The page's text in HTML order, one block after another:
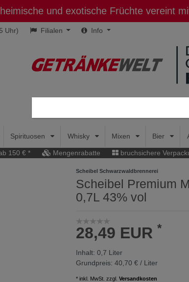
und exotische Früchte vereint
Uhr) Filialen Info
Spirituosen Whisky Mixen Bier
150 € * Mengenrabatte bruchsichere
Scheibel Schwarzwaldbrennerei
Scheibel Premium
0,7L 43% vol
28,49 EUR *
Inhalt: 0,7 Liter
Grundpreis: 40,70 € / Liter
* inkl. MwSt. zzgl. Versandkosten